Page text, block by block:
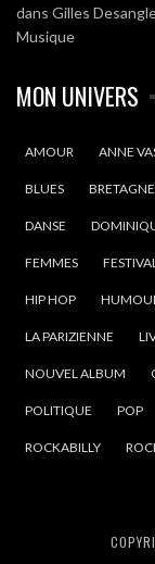
dans Gilles
Musique
MON UNIVERS
AMOUR ANNE
BLUES BRETAGNE
DANSE
FEMMES
HIP HOP
LA PARIZIENNE
NOUVEL ALBUM
POLITIQUE POP
ROCKABILLY